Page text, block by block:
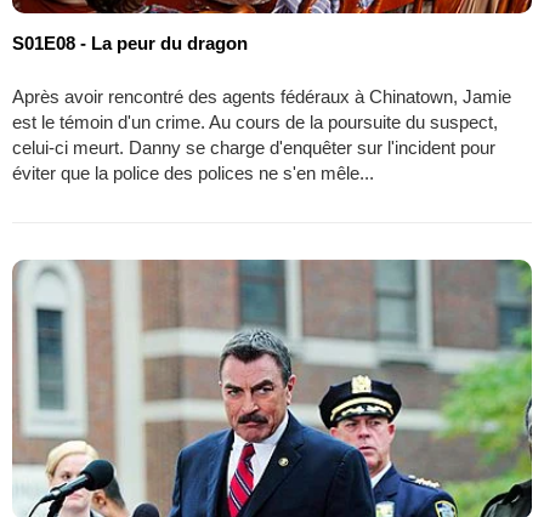
S01E08 - La peur du dragon
Après avoir rencontré des agents fédéraux à Chinatown, Jamie
est le témoin d'un crime. Au cours de la poursuite du suspect,
celui-ci meurt. Danny se charge d'enquêter sur l'incident pour
éviter que la police des polices ne s'en mêle...